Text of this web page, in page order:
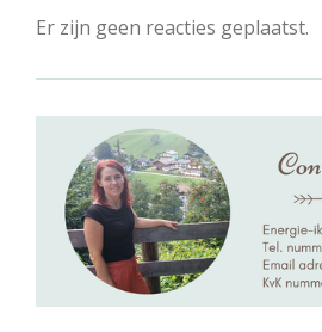
Er zijn geen reacties geplaatst.